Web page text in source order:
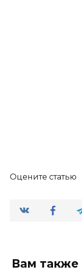
Оцените статью
Вам также